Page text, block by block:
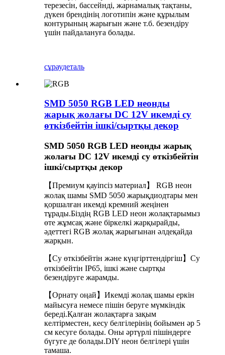
терезесін, бассейнді, жарнамалық тақтаны,
дүкен брендінің логотипін және құрылым
контурының жарығын және т.б. безендіру
үшін пайдалануға болады.
сұраудеталь
SMD 5050 RGB LED неонды
жарық жолағы DC 12V икемді су
өткізбейтін ішкі/сыртқы декор
SMD 5050 RGB LED неонды жарық
жолағы DC 12V икемді су өткізбейтін
ішкі/сыртқы декор
【Премиум қауіпсіз материал】 RGB неон
жолақ шамы SMD 5050 жарықдиодтары мен
қоршалған икемді кремний жеңінен
тұрады.Біздің RGB LED неон жолақтарымыз
өте жұмсақ және біркелкі жарқырайды,
әдеттегі RGB жолақ жарығынан әлдеқайда
жарқын.
【Су өткізбейтін және күңгірттендіргіш】Су
өткізбейтін IP65, ішкі және сыртқы
безендіруге жарамды.
【Орнату оңай】Икемді жолақ шамы еркін
майысуға немесе пішін беруге мүмкіндік
береді.Қалған жолақтарға зақым
келтірместен, кесу белгілерінің бойымен әр 5
см кесуге болады. Оны әртүрлі пішіндерге
бүгуге де болады.DIY неон белгілері үшін
тамаша.